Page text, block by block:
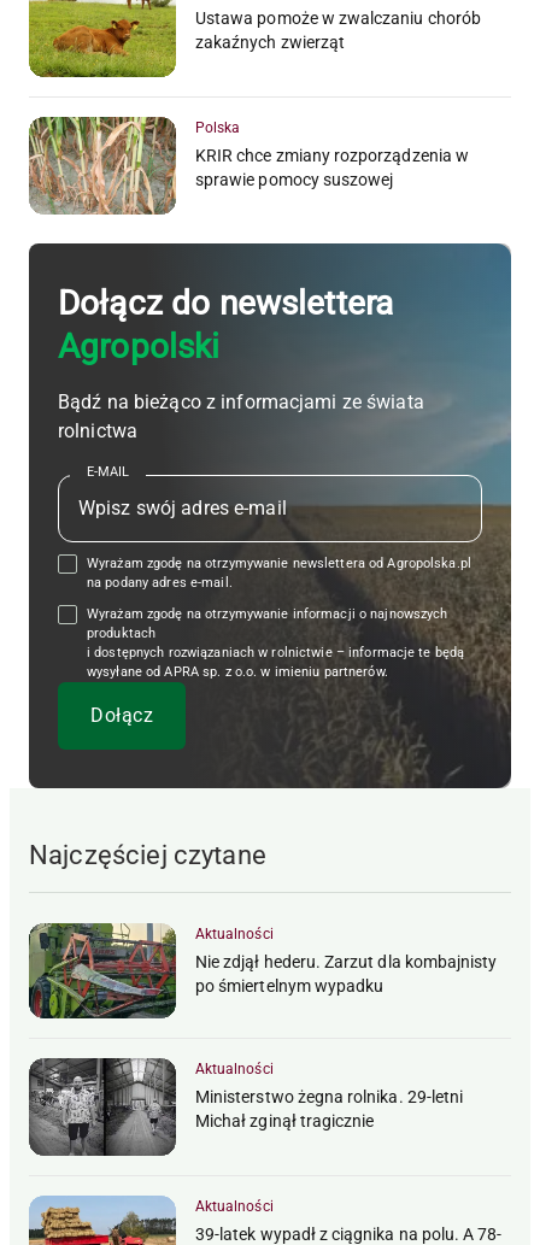
Ustawa pomoże w zwalczaniu chorób
zakaźnych zwierząt
Polska
KRIR chce zmiany rozporządzenia w
sprawie pomocy suszowej
Dołącz do newslettera
Agropolski
Bądź na bieżąco z informacjami ze świata
rolnictwa
E-MAIL
Wyrażam zgodę na otrzymywanie newslettera od Agropolska.pl
na podany adres e-mail.
Wyrażam zgodę na otrzymywanie informacji o najnowszych
produktach
i dostępnych rozwiązaniach w rolnictwie – informacje te będą
wysyłane od APRA sp. z o.o. w imieniu partnerów.
Najczęściej czytane
Aktualności
Nie zdjął hederu. Zarzut dla kombajnisty
po śmiertelnym wypadku
Aktualności
Ministerstwo żegna rolnika. 29-letni
Michał zginął tragicznie
Aktualności
39-latek wypadł z ciągnika na polu. A 78-